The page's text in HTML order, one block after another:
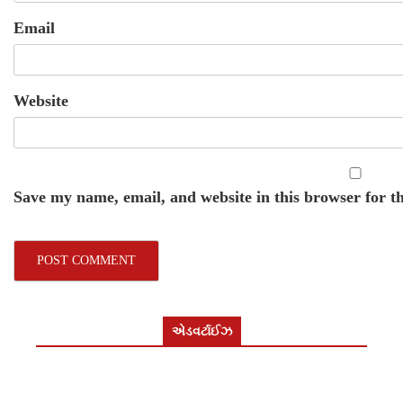
Email
Website
Save my name, email, and website in this browser for
એડવર્ટાઈઝ